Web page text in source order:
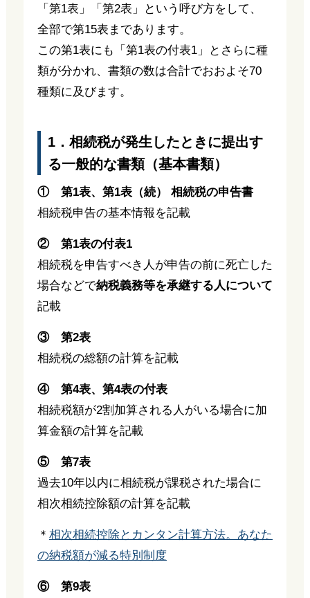
「第1表」「第2表」という呼び方をして、
全部で第15表まであります。
この第1表にも「第1表の付表1」とさらに種
類が分かれ、書類の数は合計でおおよそ70
種類に及びます。
1．相続税が発生したときに提出す
る一般的な書類（基本書類）
① 第1表、第1表（続） 相続税の申告書
相続税申告の基本情報を記載
② 第1表の付表1
相続税を申告すべき人が申告の前に死亡した
場合などで納税義務等を承継する人について
記載
③ 第2表
相続税の総額の計算を記載
④ 第4表、 第4表の付表
相続税額が2割加算される人がいる場合に加
算金額の計算を記載
⑤ 第7表
過去10年以内に相続税が課税された場合に
相次相続控除額の計算を記載
＊ 相次相続控除とカンタン計算方法。あなた
の納税額が減る特別制度
⑥ 第9表